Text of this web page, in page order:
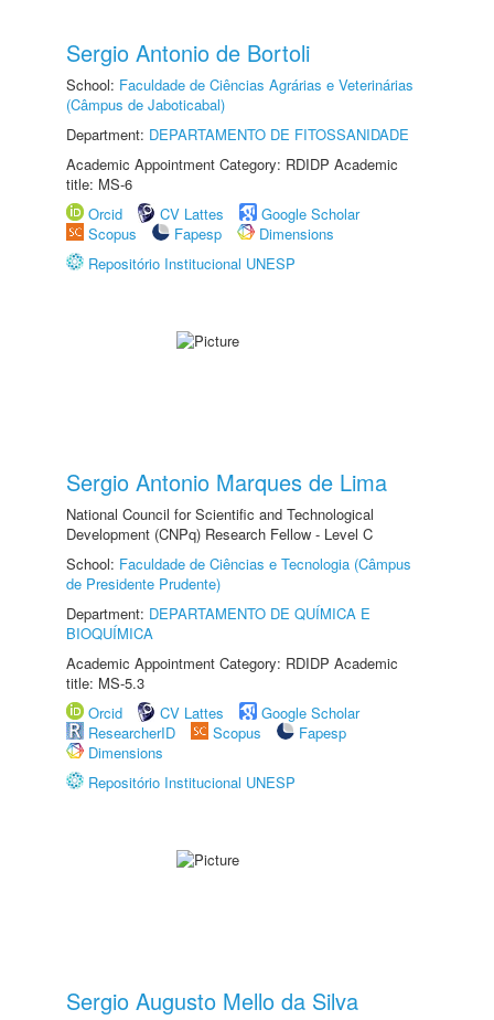
Sergio Antonio de Bortoli
School: Faculdade de Ciências Agrárias e Veterinárias
(Câmpus de Jaboticabal)
Department: DEPARTAMENTO DE FITOSSANIDADE
Academic Appointment Category: RDIDP Academic
title: MS-6
Orcid
CV Lattes
Google Scholar
Scopus
Fapesp
Dimensions
Repositório Institucional UNESP
Sergio Antonio Marques de Lima
National Council for Scientific and Technological
Development (CNPq) Research Fellow - Level C
School: Faculdade de Ciências e Tecnologia (Câmpus
de Presidente Prudente)
Department: DEPARTAMENTO DE QUÍMICA E
BIOQUÍMICA
Academic Appointment Category: RDIDP Academic
title: MS-5.3
Orcid
CV Lattes
Google Scholar
ResearcherID
Scopus
Fapesp
Dimensions
Repositório Institucional UNESP
Sergio Augusto Mello da Silva